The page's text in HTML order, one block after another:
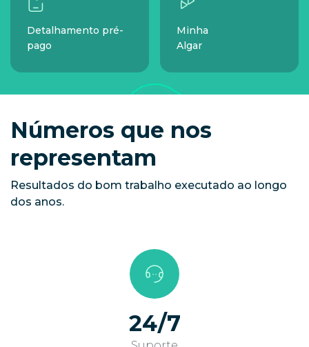
Detalhamento pré-
pago
Minha
Algar
Números que nos
representam
Resultados do bom trabalho executado ao longo
dos anos.
24/7